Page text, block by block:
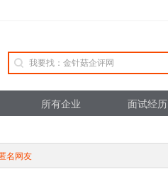
所有企业 面试经历
匿名网友